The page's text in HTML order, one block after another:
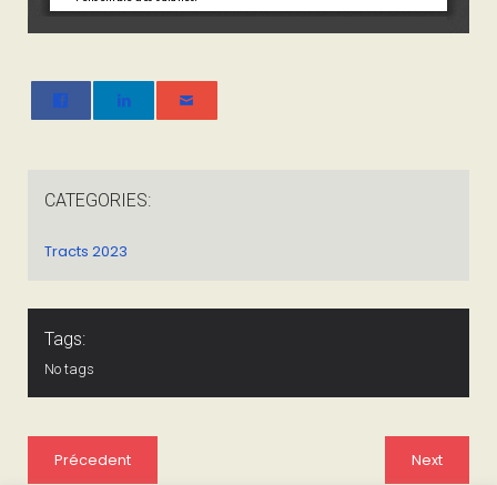
CATEGORIES:
Tracts 2023
Tags:
No tags
Précedent Next